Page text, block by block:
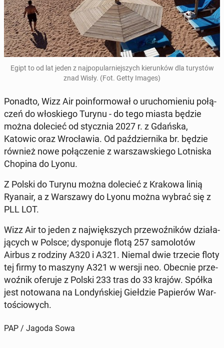
Egipt to od lat jeden z naj­po­pu­lar­niej­szych kie­run­ków dla tu­ry­stów
znad Wisły. (Fot. Getty Images)
Ponadto, Wizz Air po­in­for­mo­wał o uru­cho­mie­niu po­łą­
czeń do wło­skie­go Turynu - do tego miasta będzie
można do­le­cieć od stycz­nia 2027 r. z Gdańska,
Katowic oraz Wro­cła­wia. Od paź­dzier­ni­ka br. będzie
również nowe po­łą­cze­nie z war­szaw­skie­go Lot­ni­ska
Chopina do Lyonu.
Z Polski do Turynu można do­le­cieć z Krakowa linią
Ryanair, a z War­sza­wy do Lyonu można wybrać się z
PLL LOT.
Wizz Air to jeden z naj­więk­szych prze­woź­ni­ków dzia­ła­
ją­cych w Polsce; dys­po­nu­je flotą 257 sa­mo­lo­tów
Airbus z rodziny A320 i A321. Niemal dwie trzecie floty
tej firmy to maszyny A321 w wersji neo. Obecnie prze­
woź­nik oferuje z Polski 233 tras do 33 krajów. Spółka
jest no­to­wa­na na Lon­dyń­skiej Gieł­dzie Pa­pie­rów War­
to­ścio­wych.
PAP / Jagoda Sowa